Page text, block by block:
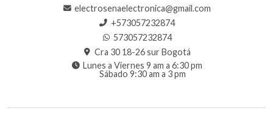
electrosenaelectronica@gmail.com
+573057232874
573057232874
Cra 30 18-26 sur Bogotá
Lunes a Viernes 9 am a 6:30 pm
Sábado 9:30 am a 3 pm